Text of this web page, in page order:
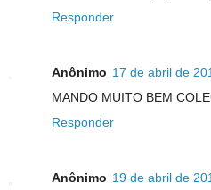
Responder
Anônimo 17 de abril de
MANDO MUITO BEM
Responder
Anônimo 19 de abril de